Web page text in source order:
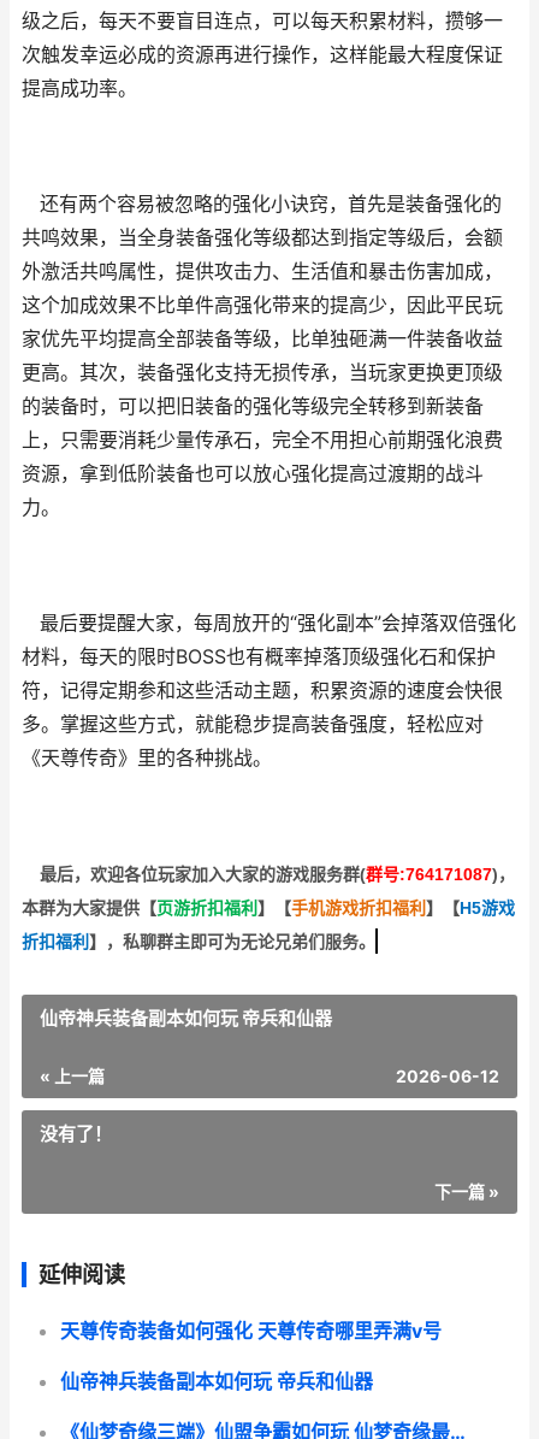
级之后，每天不要盲目连点，可以每天积累材料，攒够一
次触发幸运必成的资源再进行操作，这样能最大程度保证
提高成功率。
还有两个容易被忽略的强化小诀窍，首先是装备强化的
共鸣效果，当全身装备强化等级都达到指定等级后，会额
外激活共鸣属性，提供攻击力、生活值和暴击伤害加成，
这个加成效果不比单件高强化带来的提高少，因此平民玩
家优先平均提高全部装备等级，比单独砸满一件装备收益
更高。其次，装备强化支持无损传承，当玩家更换更顶级
的装备时，可以把旧装备的强化等级完全转移到新装备
上，只需要消耗少量传承石，完全不用担心前期强化浪费
资源，拿到低阶装备也可以放心强化提高过渡期的战斗
力。
最后要提醒大家，每周放开的“强化副本”会掉落双倍强化
材料，每天的限时BOSS也有概率掉落顶级强化石和保护
符，记得定期参和这些活动主题，积累资源的速度会快很
多。掌握这些方式，就能稳步提高装备强度，轻松应对
《天尊传奇》里的各种挑战。
最后，欢迎各位玩家加入大家的游戏服务群(群号:764171087)，
本群为大家提供【页游折扣福利 】 【手机游戏折扣福利 】 【H5游戏
折扣福利 】 ，私聊群主即可为无论兄弟们服务。
仙帝神兵装备副本如何玩 帝兵和仙器
« 上一篇 2026-06-12
没有了！
下一篇 »
延伸阅读
天尊传奇装备如何强化 天尊传奇哪里弄满v号
仙帝神兵装备副本如何玩 帝兵和仙器
《仙梦奇缘三端》仙盟争霸如何玩 仙梦奇缘最新版